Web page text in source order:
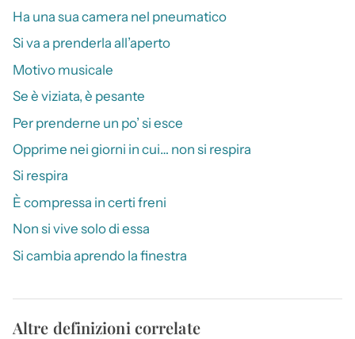
Ha una sua camera nel pneumatico
Si va a prenderla all’aperto
Motivo musicale
Se è viziata, è pesante
Per prenderne un po’ si esce
Opprime nei giorni in cui… non si respira
Si respira
È compressa in certi freni
Non si vive solo di essa
Si cambia aprendo la finestra
Altre definizioni correlate